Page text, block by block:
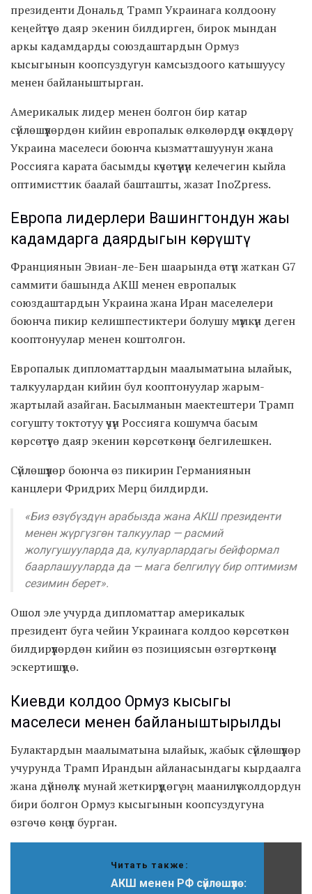
президенти Дональд Трамп Украинага колдоону
кеңейтүүгө даяр экенин билдирген, бирок мындан
аркы кадамдарды союздаштардын Ормуз
кысыгынын коопсуздугун камсыздоого катышуусу
менен байланыштырган.
Америкалык лидер менен болгон бир катар
сүйлөшүүлөрдөн кийин европалык өлкөлөрдүн өкүлдөрү
Украина маселеси боюнча кызматташуунун жана
Россияга карата басымды күчөтүүнүн келечегин кыйла
оптимисттик баалай башташты, жазат InoZpress.
Европа лидерлери Вашингтондун жаңы
кадамдарга даярдыгын көрүштү
Франциянын Эвиан-ле-Бен шаарында өтүп жаткан G7
саммити башында АКШ менен европалык
союздаштардын Украина жана Иран маселелери
боюнча пикир келишпестиктери болушу мүмкүн деген
кооптонуулар менен коштолгон.
Европалык дипломаттардын маалыматына ылайык,
талкуулардан кийин бул кооптонуулар жарым-
жартылай азайган. Басылманын маектештери Трамп
согушту токтотуу үчүн Россияга кошумча басым
көрсөтүүгө даяр экенин көрсөткөнүн белгилешкен.
Сүйлөшүүлөр боюнча өз пикирин Германиянын
канцлери Фридрих Мерц билдирди.
«Биз өзүбүздүн арабызда жана АКШ президенти
менен жүргүзгөн талкуулар — расмий
жолугушууларда да, кулуарлардагы бейформал
баарлашууларда да — мага белгилүү бир оптимизм
сезимин берет».
Ошол эле учурда дипломаттар америкалык
президент буга чейин Украинага колдоо көрсөткөн
билдирүүлөрдөн кийин өз позициясын өзгөрткөнүн
эскертишүүдө.
Киевди колдоо Ормуз кысыгы
маселеси менен байланыштырылды
Булактардын маалыматына ылайык, жабык сүйлөшүүлөр
учурунда Трамп Ирандын айланасындагы кырдаалга
жана дүйнөлүк мунай жеткирүүдөгү эң маанилүү жолдордун
бири болгон Ормуз кысыгынын коопсуздугуна
өзгөчө көңүл бурган.
Читать также:
АКШ менен РФ сүйлөшүүлө: